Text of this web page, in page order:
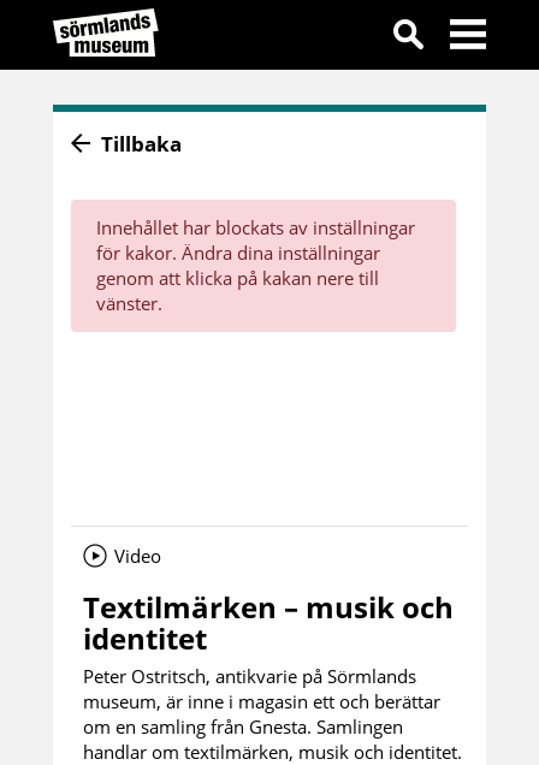
Tillbaka
Innehållet har blockats av inställningar
för kakor. Ändra dina inställningar
genom att klicka på kakan nere till
vänster.
Video
Textilmärken – musik och
identitet
Peter Ostritsch, antikvarie på Sörmlands
museum, är inne i magasin ett och berättar
om en samling från Gnesta. Samlingen
handlar om textilmärken, musik och identitet.